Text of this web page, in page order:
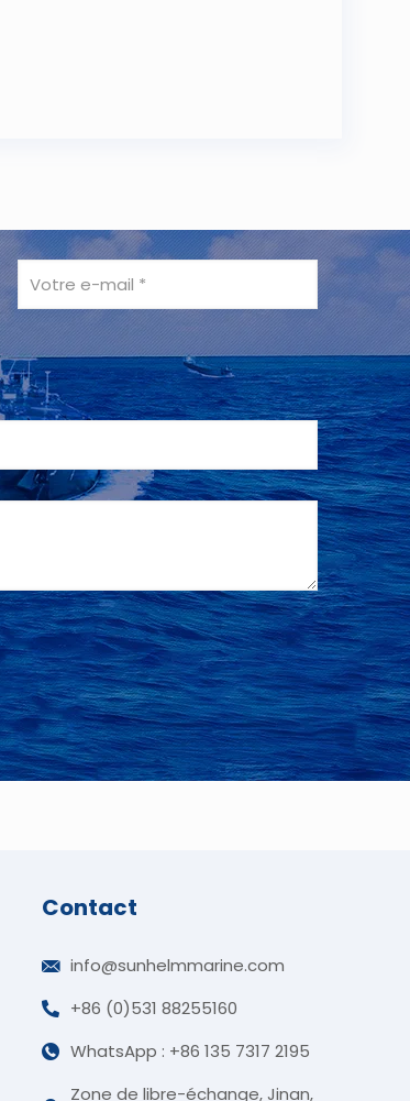
Contact
info@sunhelmmarine.com
+86 (0)531 88255160
WhatsApp : +86 135 7317 2195
Zone de libre-échange, Jinan,